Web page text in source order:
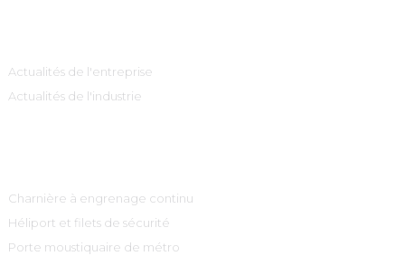
Actualités de l'entreprise
Actualités de l'industrie
Charnière à engrenage continu
Héliport et filets de sécurité
Porte moustiquaire de métro